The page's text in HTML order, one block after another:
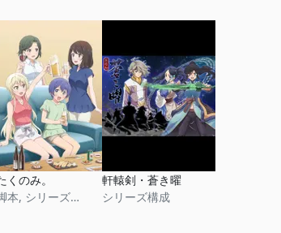
くのみ。
脚本, シリーズ構成
軒轅剣・蒼き曜
シリーズ構成